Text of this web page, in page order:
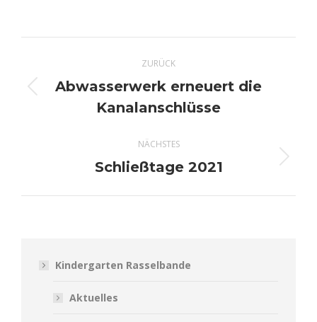
Kommentarnavigation
ZURÜCK
Vorheriger
Beitrag:
Abwasserwerk erneuert die
Kanalanschlüsse
NÄCHSTES
Nächster
Schließtage 2021
Kindergarten Rasselbande
Aktuelles